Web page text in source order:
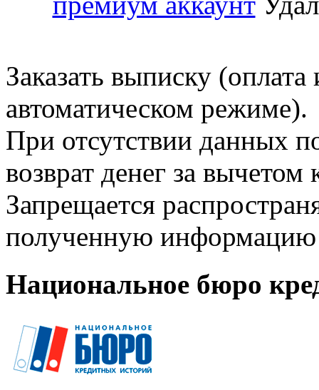
Заказать выписку
автоматическом режиме).
При отсутствии данных
возврат денег за
Запрещается
полученную информацию
Национальное бюро